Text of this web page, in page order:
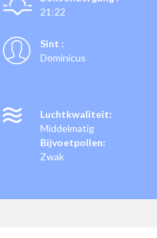
21:22
Sint :
Dominicus
Luchtkwaliteit:
Middelmatig
Bijvoetpollen:
Zwak